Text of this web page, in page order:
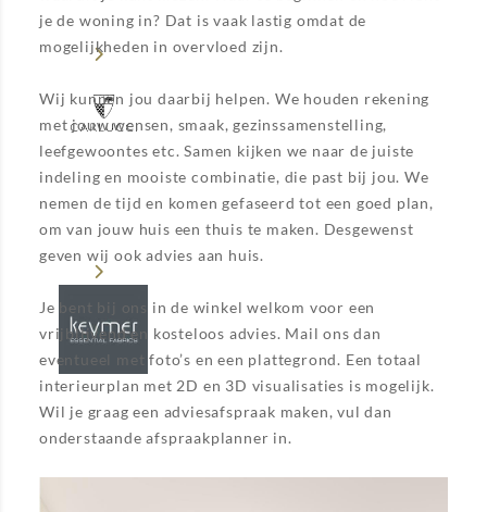
je de woning in? Dat is vaak lastig omdat de
mogelijkheden in overvloed zijn.
Wij kunnen jou daarbij helpen. We houden rekening
met jouw wensen, smaak, gezinssamenstelling,
leefgewoontes etc. Samen kijken we naar de juiste
indeling en mooiste combinatie, die past bij jou. We
nemen de tijd en komen gefaseerd tot een goed plan,
om van jouw huis een thuis te maken. Desgewenst
geven wij ook advies aan huis.
Je bent bij ons in de winkel welkom voor een
vrijblijvend en kosteloos advies. Mail ons dan
eventueel met foto’s en een plattegrond. Een totaal
interieurplan met 2D en 3D visualisaties is mogelijk.
Wil je graag een adviesafspraak maken, vul dan
onderstaande afspraakplanner in.